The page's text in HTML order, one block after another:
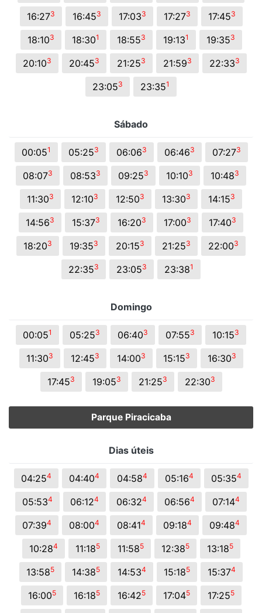
16:273 16:453 17:033 17:273 17:453
18:103 18:301 18:553 19:131 19:353
20:103 20:453 21:253 21:593 22:333
23:053 23:351
Sábado
00:051 05:253 06:063 06:463 07:273
08:073 08:533 09:253 10:103 10:483
11:303 12:103 12:503 13:303 14:153
14:563 15:373 16:203 17:003 17:403
18:203 19:353 20:153 21:253 22:003
22:353 23:053 23:381
Domingo
00:051 05:253 06:403 07:553 10:153
11:303 12:453 14:003 15:153 16:303
17:453 19:053 21:253 22:303
Parque Piracicaba
Dias úteis
04:254 04:404 04:584 05:164 05:354
05:534 06:124 06:324 06:564 07:144
07:394 08:004 08:414 09:184 09:484
10:284 11:185 11:585 12:385 13:185
13:585 14:385 14:534 15:185 15:374
16:005 16:185 16:425 17:045 17:255